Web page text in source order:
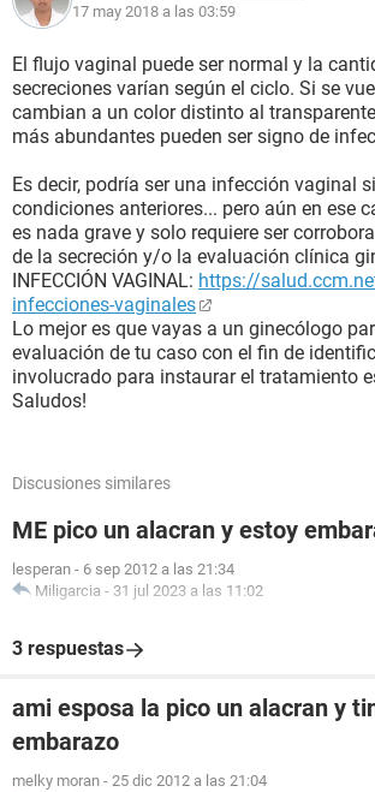
17 may 2018 a las 03:59
El flujo vaginal puede ser normal y la
secreciones varían según el ciclo. Si se
cambian a un color distinto al
más abundantes pueden ser signo de
Es decir, podría ser una infección vaginal
condiciones anteriores... pero aún en ese
es nada grave y solo requiere ser
de la secreción y/o la evaluación clínica
INFECCIÓN VAGINAL: https://
infecciones-vaginales
Lo mejor es que vayas a un ginecólogo
evaluación de tu caso con el fin de
involucrado para instaurar el tratamiento
Saludos!
Discusiones similares
ME pico un alacran y estoy
lesperan - 6 sep 2012 a las 21:34
Miligarcia - 31 jul 2023 a las 11:02
3 respuestas
ami esposa la pico un alacran y
embarazo
melky moran - 25 dic 2012 a las 21:04